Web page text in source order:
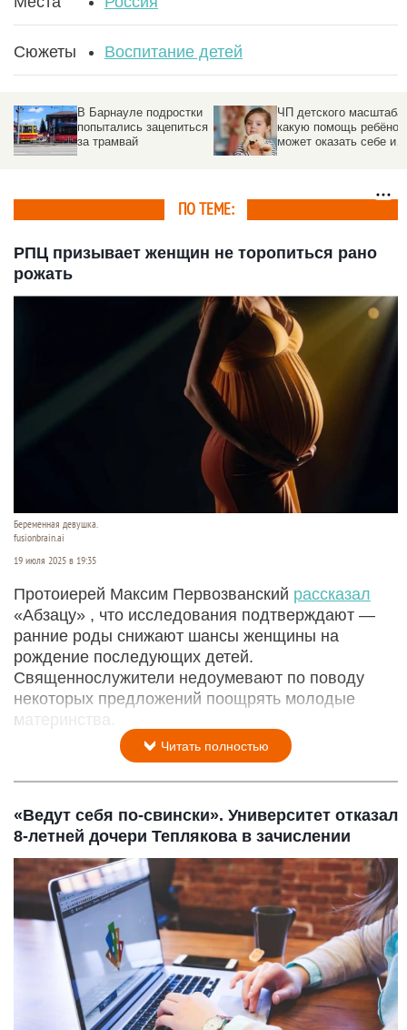
Сюжеты Воспитание детей
В Барнауле подростки
попытались зацепиться
за трамвай
ЧП детского масштаба:
какую помощь ребёнок
может оказать себе и
ПО ТЕМЕ:
РПЦ призывает женщин не торопиться рано
рожать
Беременная девушка.
fusionbrain.ai
19 июля 2025 в 19:35
Протоиерей Максим Первозванский рассказал
«Абзацу» , что исследования подтверждают —
ранние роды снижают шансы женщины на
рождение последующих детей.
Священнослужители недоумевают по поводу
некоторых предложений поощрять молодые
материнства.
Читать полностью
«Ведут себя по-свински». Университет отказал
8-летней дочери Теплякова в зачислении